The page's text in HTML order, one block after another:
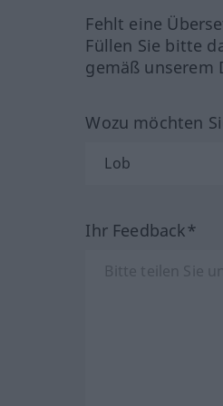
Fehlt eine
Füllen Sie bitte
gemäß unserem
Wozu möchten
Ihr Feedback*